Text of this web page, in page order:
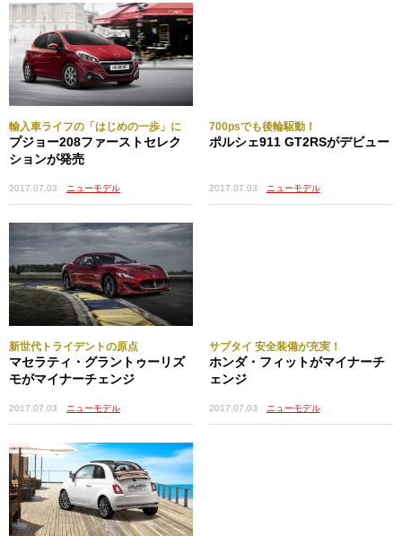
輸入車ライフの「はじめの一歩」に
プジョー208ファーストセレク
ションが発売
2017.07.03 ニューモデル
700psでも後輪駆動！
ポルシェ911 GT2RSがデビュー
2017.07.03 ニューモデル
新世代トライデントの原点
マセラティ・グラントゥーリズ
モがマイナーチェンジ
2017.07.03 ニューモデル
サブタイ 安全装備が充実！
ホンダ・フィットがマイナーチ
ェンジ
2017.07.03 ニューモデル